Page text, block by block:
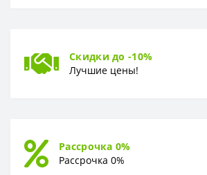
Скидки до -10%
Лучшие цены!
Рассрочка 0%
Рассрочка 0%